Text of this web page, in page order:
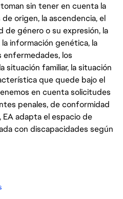
sin tener en cuenta la
origen, la ascendencia, el
de género o su expresión, la
información genética, la
enfermedades, los
situación familiar, la situación
que quede bajo el
en cuenta solicitudes
penales, de conformidad
adapta el espacio de
con discapacidades según